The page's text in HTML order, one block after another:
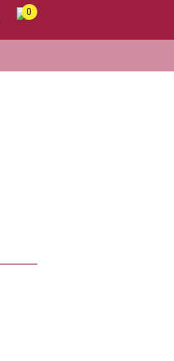
0